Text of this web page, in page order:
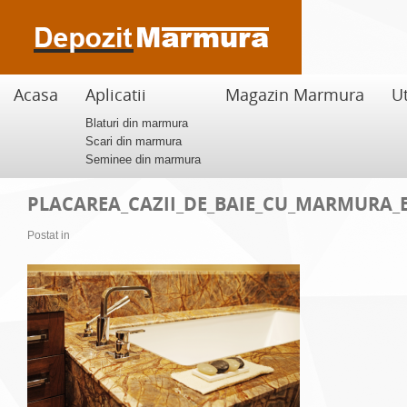
Acasa Aplicatii
Blaturi din marmura
Scari din marmura
Seminee din marmura
Magazin Marmura
Postat in